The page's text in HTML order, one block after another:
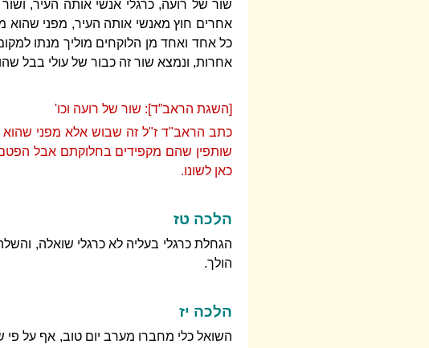
שור של רועה, כרגלי אנשי אותה העיר,
אחרים חוץ מאנשי אותה העיר, מפני שהוא
כל אחד ואחד מן הלוקחים מוליך מנתו
אחרות, ונמצא שור זה כבור של עולי בבל
[השגת הראב”ד]: שור של רועה וכו'
כתב הראב"ד ז"ל זה שבוש אלא מפני שהוא
שותפין שהם מקפידים בחלוקתם אבל הפטם
כאן לשונו.
הלכה טז
הגחלת כרגלי בעליה לא כרגלי שואלה,
הולך.
הלכה יז
השואל כלי מחברו מערב יום טוב, אף על פי